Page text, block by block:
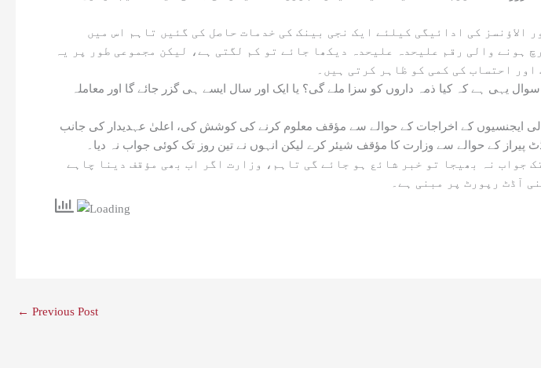
آیا ہے جس میں 1.8 ارب روپے کی تنخواہوں اور الاؤنسز کی ادائیگی کیلئے ایک نجی بینک کی خدمات حاصل کی گئیں تاہم اس میں
والی رقم علیحدہ علیحدہ دیکھا جائے تو کم لگتی ہے، لیکن مجموعی طور پر یہ
احتساب کی کمی کو ظاہر کرتی ہیں۔
پیراز کے حوالے سے وزارت کا مؤقف شیئر کرے لیکن انہوں نے تین روز تک کوئی جواب نہ دیا۔
جواب نہ بھیجا تو خبر شائع ہو جائے گی تاہم، وزارت اگر اب بھی مؤقف دینا چاہے
آڈٹ رپورٹ پر مبنی ہے۔
← Previous Post